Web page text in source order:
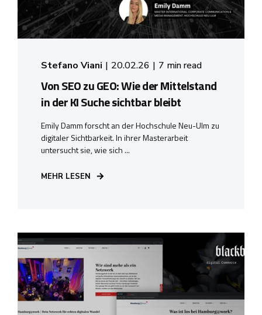
Stefano Viani 20.02.26 7 min read
Von SEO zu GEO: Wie der Mittelstand
in der KI Suche sichtbar bleibt
Emily Damm forscht an der Hochschule Neu-Ulm zu
digitaler Sichtbarkeit. In ihrer Masterarbeit
untersucht sie, wie sich ...
MEHR LESEN